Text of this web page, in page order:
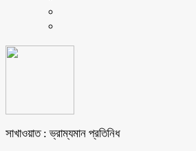
সাখাওয়াত : ভ্রাম্যমান প্রতিনিধ